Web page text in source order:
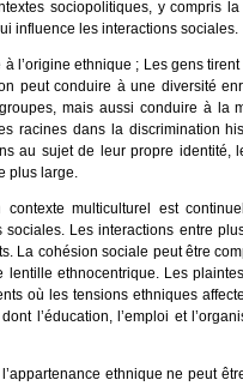
sociopolitiques, y compris
influence les interactions sociales.
l’origine ethnique ; Les gens
peut conduire à une diversité
mais aussi conduire à la
racines dans la discrimination
au sujet de leur propre
plus large.
multiculturel est
Les interactions entre
La cohésion sociale peut être
ethnocentrique. Les
où les tensions ethniques
l’éducation, l’emploi et
ethnique ne peut